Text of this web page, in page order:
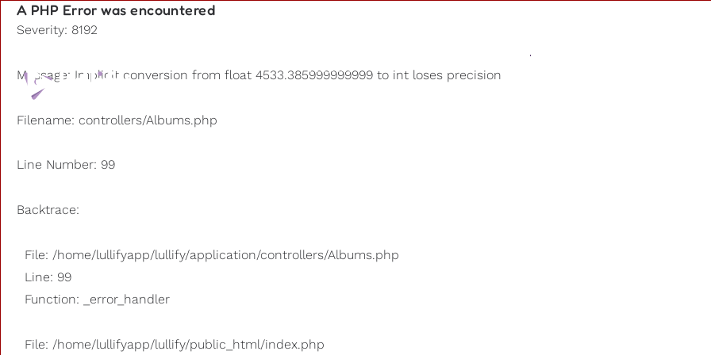
A PHP Error was encountered
Severity: 8192
Message: Implicit conversion from float 4533.385999999999 to int loses precision
Filename: controllers/Albums.php
Line Number: 99
Backtrace:
File: /home/lullifyapp/lullify/application/controllers/Albums.php
Line: 99
Function: _error_handler
File: /home/lullifyapp/lullify/public_html/index.php
Playlists